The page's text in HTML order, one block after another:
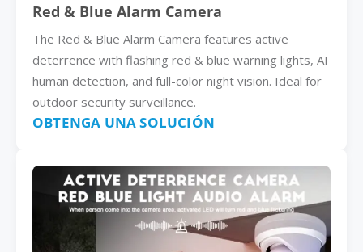
Red & Blue Alarm Camera
The Red & Blue Alarm Camera features active
deterrence with flashing red & blue warning lights, AI
human detection, and full-color night vision. Ideal for
outdoor security surveillance.
OBTENGA UNA SOLUCIÓN